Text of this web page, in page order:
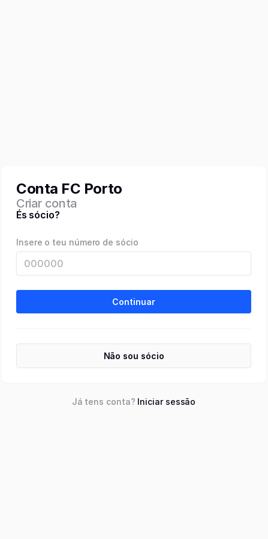
Conta FC Porto
Criar conta
És sócio?
Insere o teu número de sócio
Continuar
Não sou sócio
Já tens conta? Iniciar sessão